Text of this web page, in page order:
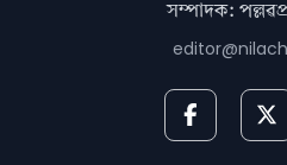
সম্পাদক: